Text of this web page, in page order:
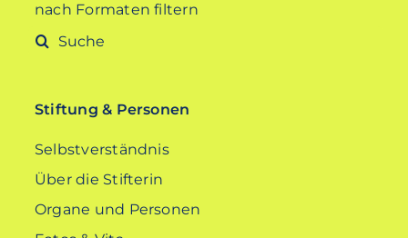
nach Formaten filtern
Suche
Stiftung & Personen
Selbstverständnis
Über die Stifterin
Organe und Personen